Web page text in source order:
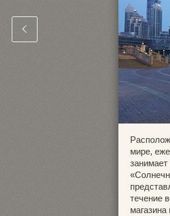
мире,
течение